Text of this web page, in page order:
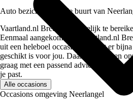
Auto bezichtigen in de buurt van
Vaartland.nl Breda is makkelijk te
Eenmaal aangekomen in Vaartland.nl
uit een heleboel occasions. Zo zit er
geschikt is voor jou. Daarnaast helpen
graag met een passend advies zodat je
je past.
Alle occasions
Occasions omgeving Neerlangel